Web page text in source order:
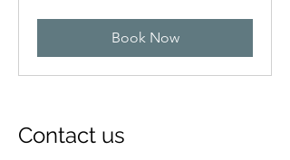
Book Now
Contact us